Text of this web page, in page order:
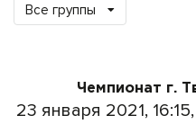
Все группы
Чемпионат г.
23 января 2021,